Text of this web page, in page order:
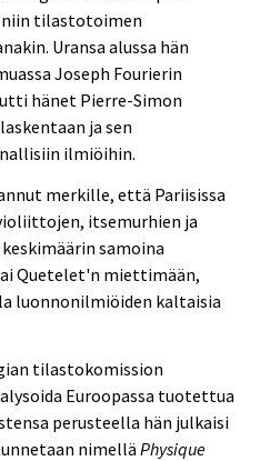
niin tilastotoimen
Uransa alussa hän
Joseph Fourierin
hänet Pierre-Simon
ja sen
ilmiöihin.
merkille, että Pariisissa
itsemurhien ja
samoina
Quetelet'n miettimään,
luonnonilmiöiden kaltaisia
tilastokomission
Euroopassa tuotettua
perusteella hän julkaisi
nimellä Physique